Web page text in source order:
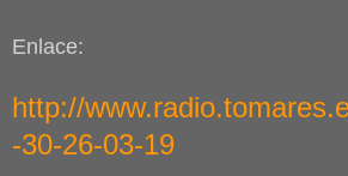
Enlace:
http://
-30-26-03-19